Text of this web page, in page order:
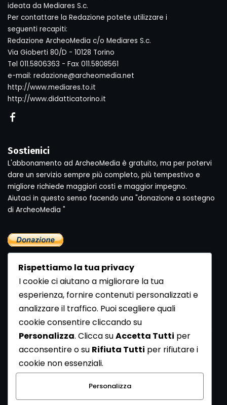
ideata da Mediares S.c.
Per contattare la Redazione potete utilizzare i
seguenti recapiti:
Redazione ArcheoMedia c/o Mediares S.c.
Via Gioberti 80/D - 10128 Torino
Tel 011.5806363 - Fax 011.5808561
e-mail: redazione@archeomedia.net
http://www.mediares.to.it
http://www.didatticatorino.it
Sostienici
L'abbonamento ad ArcheoMedia è gratuito, ma per potervi
dare un servizio sempre più completo, più tempestivo e
migliore richiede maggiori costi e maggior impegno.
Aiutaci in questo senso facendo una "donazione a sostegno
di ArcheoMedia "
Newsletter
Se vuoi ricevere la Rivista gratuita di archeologia realizzata
dalla Redazione di ArcheoMedia iscriviti alla nostra
Newsletter [Clicca Qui]
Con l'invio del messaggio l'utente dichiara di aver letto
l’informativa sulla privacy e di acconsentire al trattamento
dei propri dati personali.
Rispettiamo la tua privacy
I cookie ci aiutano a migliorare la tua
esperienza, fornire contenuti personalizzati e
analizzare il traffico. Puoi scegliere quali
cookie consentire cliccando su
Personalizza. Clicca suAccetta Tutti per
acconsentire o su Rifiuta Tutti per rifiutare i
cookie non essenziali.
Personalizza